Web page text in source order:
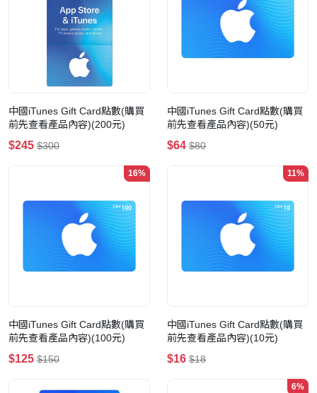
中國iTunes Gift Card點數(購買
前先查看產品內容)(200元)
$245 $300
中國iTunes Gift Card點數(購買
前先查看產品內容)(50元)
$64 $80
16%
中國iTunes Gift Card點數(購買
前先查看產品內容)(100元)
$125 $150
11%
中國iTunes Gift Card點數(購買
前先查看產品內容)(10元)
$16 $18
6%